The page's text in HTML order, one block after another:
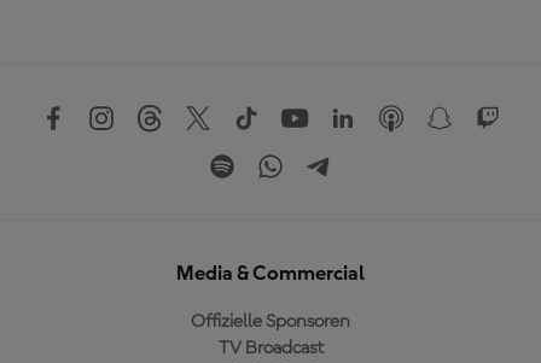
Media & Commercial
Offizielle Sponsoren
TV Broadcast